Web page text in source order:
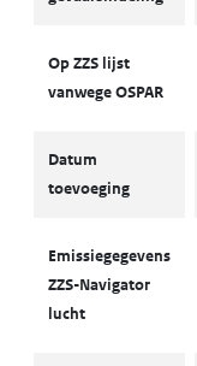
Op ZZS lijst
vanwege OSPAR
Datum
toevoeging
Emissiegegevens
ZZS-Navigator
lucht